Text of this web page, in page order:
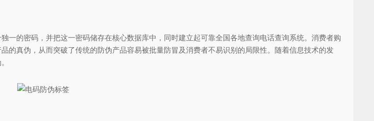
的密码，并把这一密码储存在核心数据库中，同时建立起可靠全国各地查询电话查询系统。消费者购
的真伪，从而突破了传统的防伪产品容易被批量防冒及消费者不易识别的局限性。随着信息技术的发